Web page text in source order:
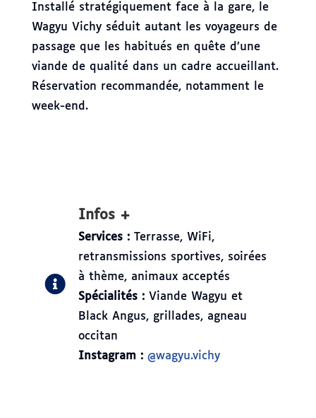
Installé stratégiquement face à la gare, le
Wagyu Vichy séduit autant les voyageurs de
passage que les habitués en quête d’une
viande de qualité dans un cadre accueillant.
Réservation recommandée, notamment le
week-end.
Infos +
Services :Terrasse, WiFi,
retransmissions sportives, soirées
à thème, animaux acceptés
Spécialités :Viande Wagyu et
Black Angus, grillades, agneau
occitan
Instagram : @wagyu.vichy